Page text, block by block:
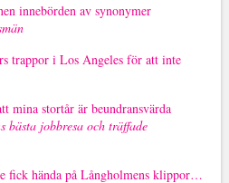
innebörden av synonymer
trappor i Los Angeles för att inte
mina stortår är beundransvärda
bästa jobbresa och träffade
fick hända på Långholmens klippor…